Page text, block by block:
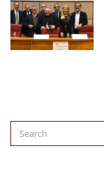
Search
for: